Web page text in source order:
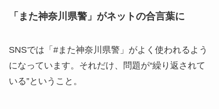
「また神奈川県警」がネットの合言葉に
SNSでは「#また神奈川県警」がよく使われるよう
になっています。それだけ、問題が“繰り返されて
いる”ということ。